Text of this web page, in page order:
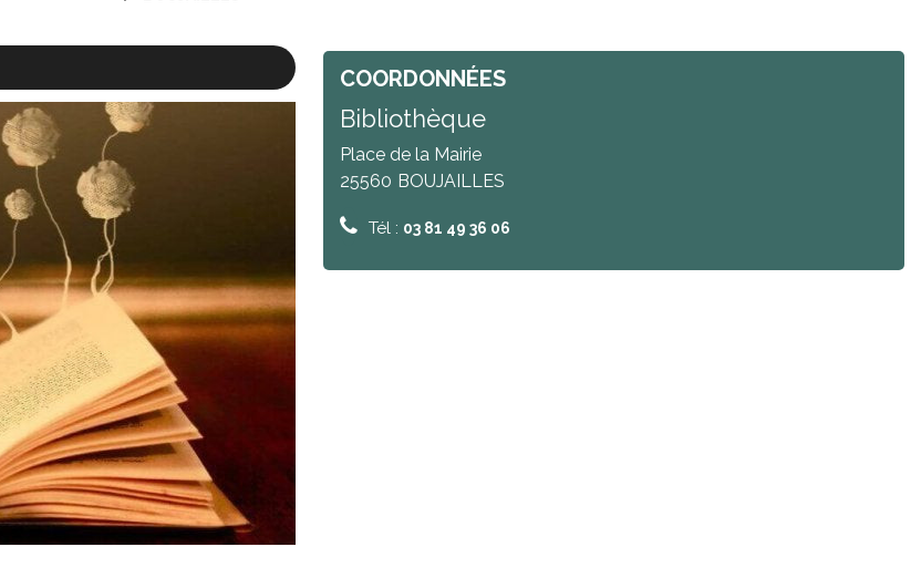
COORDONNÉES
Bibliothèque
Place de la Mairie
25560 BOUJAILLES
Tél : 03 81 49 36 06